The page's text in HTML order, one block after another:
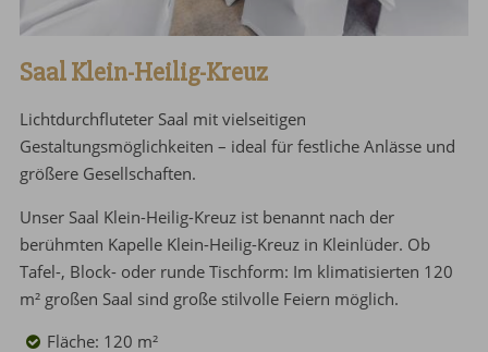
Saal Klein-Heilig-Kreuz
Lichtdurchfluteter Saal mit vielseitigen
Gestaltungsmöglichkeiten – ideal für festliche Anlässe und
größere Gesellschaften.
Unser Saal Klein-Heilig-Kreuz ist benannt nach der
berühmten Kapelle Klein-Heilig-Kreuz in Kleinlüder. Ob
Tafel-, Block- oder runde Tischform: Im klimatisierten 120
m² großen Saal sind große stilvolle Feiern möglich.
Fläche: 120 m²